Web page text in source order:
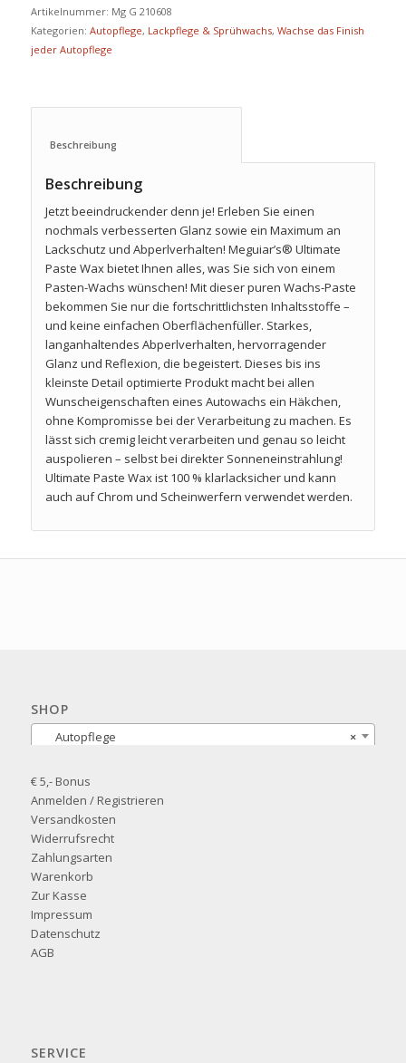
Artikelnummer: Mg G 210608
Kategorien: Autopflege, Lackpflege & Sprühwachs, Wachse das Finish
jeder Autopflege
Beschreibung
Jetzt beeindruckender denn je! Erleben Sie einen
nochmals verbesserten Glanz sowie ein Maximum an
Lackschutz und Abperlverhalten! Meguiar’s® Ultimate
Paste Wax bietet Ihnen alles, was Sie sich von einem
Pasten-Wachs wünschen! Mit dieser puren Wachs-Paste
bekommen Sie nur die fortschrittlichsten Inhaltsstoffe –
und keine einfachen Oberflächenfüller. Starkes,
langanhaltendes Abperlverhalten, hervorragender
Glanz und Reflexion, die begeistert. Dieses bis ins
kleinste Detail optimierte Produkt macht bei allen
Wunscheigenschaften eines Autowachs ein Häkchen,
ohne Kompromisse bei der Verarbeitung zu machen. Es
lässt sich cremig leicht verarbeiten und genau so leicht
auspolieren – selbst bei direkter Sonneneinstrahlung!
Ultimate Paste Wax ist 100 % klarlacksicher und kann
auch auf Chrom und Scheinwerfern verwendet werden.
SHOP
×
Autopflege
€ 5,- Bonus
Anmelden / Registrieren
Versandkosten
Widerrufsrecht
Zahlungsarten
Warenkorb
Zur Kasse
Impressum
Datenschutz
AGB
SERVICE